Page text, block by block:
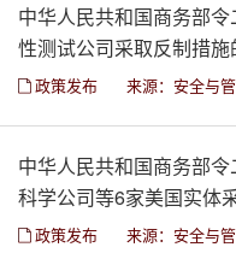
中华人民共和国商务部
性测试公司采取反制措施
政策发布 来源：安全与
中华人民共和国商务部
科学公司等6家美国实体
政策发布 来源：安全与